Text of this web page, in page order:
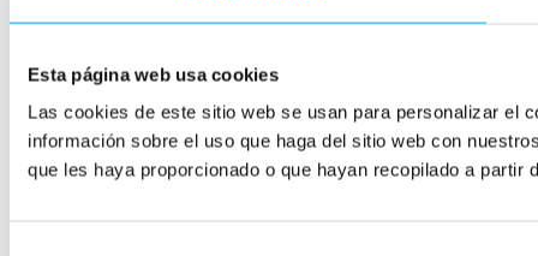
Esta página web usa cookies
Las cookies de este sitio web se usan para personalizar el
información sobre el uso que haga del sitio web con
que les haya proporcionado o que hayan recopilado a